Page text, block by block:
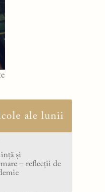
ale lunii
și
– reflecții de